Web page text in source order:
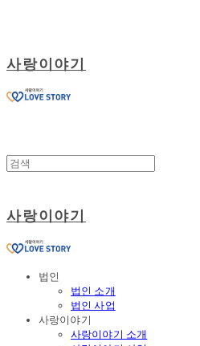
사랑이야기
사랑이야기
법인
법인 소개
법인 사업
사랑이야기
사랑이야기 소개